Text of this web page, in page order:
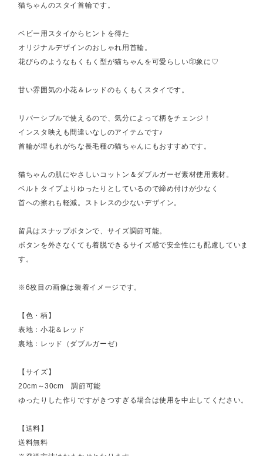
猫ちゃんのスタイ首輪です。
ベビー用スタイからヒントを得た
オリジナルデザインのおしゃれ用首輪。
花びらのようなもくもく型が猫ちゃんを可愛らしい印象に♡
甘い雰囲気の小花＆レッドのもくもくスタイです。
リバーシブルで使えるので、気分によって柄をチェンジ！
インスタ映えも間違いなしのアイテムです♪
首輪が埋もれがちな長毛種の猫ちゃんにもおすすめです。
猫ちゃんの肌にやさしいコットン＆ダブルガーゼ素材使用素材。
ベルトタイプよりゆったりとしているので締め付けが少なく
首への擦れも軽減。ストレスの少ないデザイン。
留具はスナップボタンで、サイズ調節可能。
ボタンを外さなくても着脱できるサイズ感で安全性にも配慮していま
す。
※6枚目の画像は装着イメージです。
【色・柄】
表地：小花＆レッド
裏地：レッド（ダブルガーゼ）
【サイズ】
20cm～30cm 調節可能
ゆったりした作りですがきつすぎる場合は使用を中止してください。
【送料】
送料無料